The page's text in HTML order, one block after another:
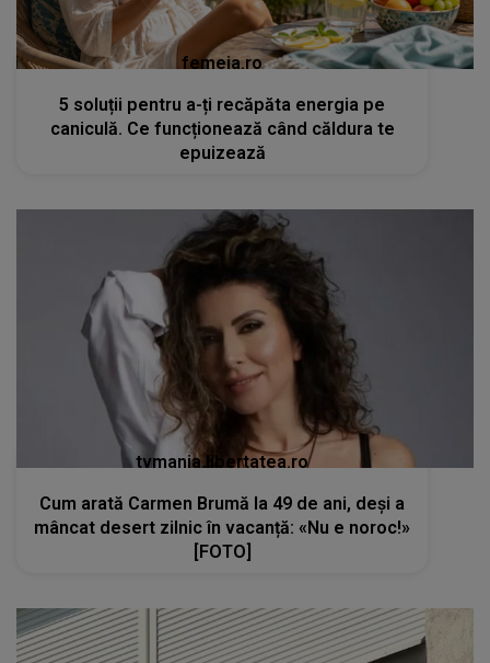
femeia.ro
5 soluții pentru a-ți recăpăta energia pe
caniculă. Ce funcționează când căldura te
epuizează
tvmania.libertatea.ro
Cum arată Carmen Brumă la 49 de ani, deși a
mâncat desert zilnic în vacanță: «Nu e noroc!»
[FOTO]